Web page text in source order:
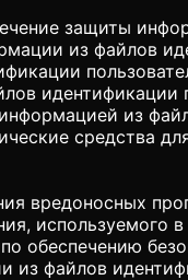
защиты
из файлов
из
средства
вредоносных
обеспечению
файлов